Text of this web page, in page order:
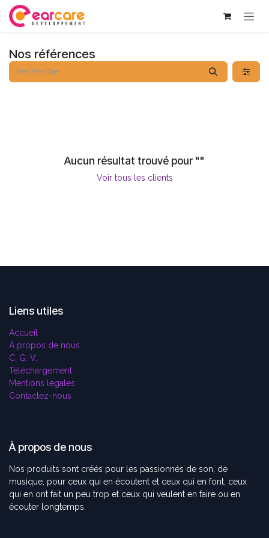
Se rendre au contenu
Nos références
Aucun résultat trouvé pour ""
Voir tous les clients
Liens utiles
Accueil
À propos de nous
C. G. V.
Téléchargement
Mentions légales
Contactez-nous
À propos de nous
Nos produits sont créés pour les passionnés de son, de
musique, pour ceux qui en écoutent et ceux qui en font, ceux
qui en ont fait un peu trop et ceux qui veulent en faire ou en
écouter longtemps.